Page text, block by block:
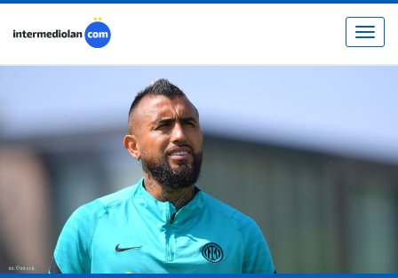
Toggle
fot. © inter.it